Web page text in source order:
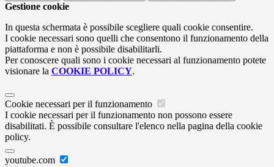
Gestione cookie
In questa schermata è possibile scegliere quali cookie consentire.
I cookie necessari sono quelli che consentono il funzionamento della
piattaforma e non è possibile disabilitarli.
Per conoscere quali sono i cookie necessari al funzionamento potete
visionare la COOKIE POLICY.
Cookie necessari per il funzionamento
I cookie necessari per il funzionamento non possono essere
disabilitati. È possibile consultare l'elenco nella pagina della cookie
policy.
youtube.com